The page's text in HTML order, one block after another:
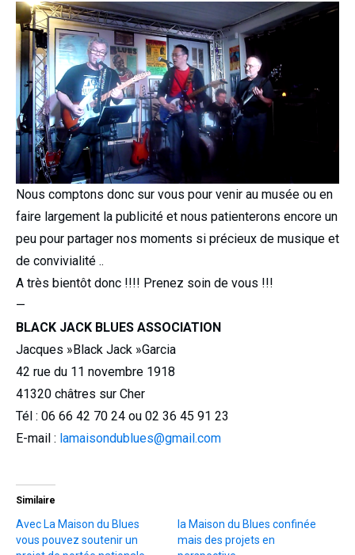
Nous comptons donc sur vous pour venir au musée ou en
faire largement la publicité et nous patienterons encore un
peu pour partager nos moments si précieux de musique et
de convivialité ..
A très bientôt donc !!!! Prenez soin de vous !!!
—
BLACK JACK BLUES ASSOCIATION
Jacques »Black Jack »Garcia
42 rue du 11 novembre 1918
41320 châtres sur Cher
Tél : 06 66 42 70 24 ou 02 36 45 91 23
E-mail : lamaisondublues@gmail.com
Similaire
Avec La Maison du Blues
vous pouvez soutenir un
la Maison du Blues confinée
mais des projets en